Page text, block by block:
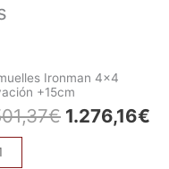
Ironman 4×4
+15cm
€ 1.276,16€